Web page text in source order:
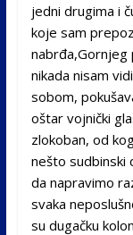
jedni drugima i
koje sam
nabrđa,Gornjeg
nikada nisam
sobom,
oštar vojnički
zlokoban, od
nešto sudbinski
da napravimo
svaka
su dugačku